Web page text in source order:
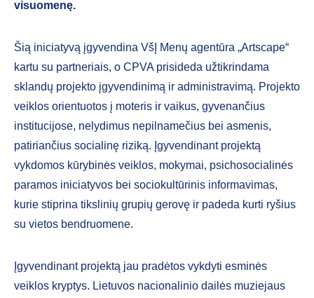
visuomenę.
Šią iniciatyvą įgyvendina VšĮ Menų agentūra „Artscape“
kartu su partneriais, o CPVA prisideda užtikrindama
sklandų projekto įgyvendinimą ir administravimą. Projekto
veiklos orientuotos į moteris ir vaikus, gyvenančius
institucijose, nelydimus nepilnamečius bei asmenis,
patiriančius socialinę riziką. Įgyvendinant projektą
vykdomos kūrybinės veiklos, mokymai, psichosocialinės
paramos iniciatyvos bei sociokultūrinis informavimas,
kurie stiprina tikslinių grupių gerovę ir padeda kurti ryšius
su vietos bendruomene.
Įgyvendinant projektą jau pradėtos vykdyti esminės
veiklos kryptys. Lietuvos nacionalinio dailės muziejaus